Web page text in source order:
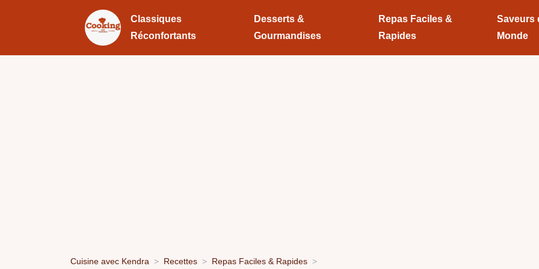
Classiques
Réconfortants
Desserts &
Gourmandises
Repas Faciles &
Rapides
Saveurs
Monde
Cuisine avec Kendra Recettes Repas Faciles & Rapides